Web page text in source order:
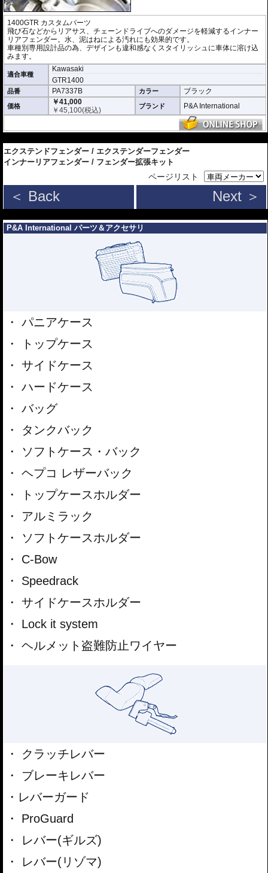
1400GTR カスタムパーツ
飛び石などからリアサス、チェーンドライブへのダメージを軽減するインナー
リアフェンダー。水、泥はねによる汚れにも効果的です。
車種別専用設計品の為、デザインも違和感なくスタイリッシュに車体に溶け込
みます。
適合車種
Kawasaki
GTR1400
品番 PA7337B カラー ブラック
価格
￥41,000
￥45,100(税込) ブランド P&A International
エクステンドフェンダー / エクステンダーフェンダー
インナーリアフェンダー / フェンダー拡張キット
ページリスト
＜ Back Next ＞
P&A International パーツ＆アクセサリ
パニアケース
トップケース
サイドケース
ハードケース
バッグ
タンクバック
ソフトケース・バック
ヘプコ レザーバック
トップケースホルダー
アルミラック
ソフトケースホルダー
C-Bow
Speedrack
サイドケースホルダー
Lock it system
ヘルメット盗難防止ワイヤー
クラッチレバー
ブレーキレバー
レバーガード
ProGuard
レバー(ギルズ)
レバー(リゾマ)